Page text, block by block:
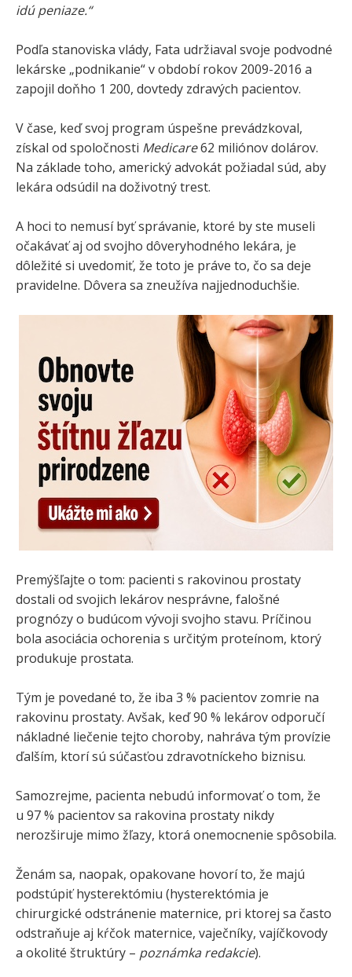
idú peniaze.“
Podľa stanoviska vlády, Fata udržiaval svoje podvodné
lekárske „podnikanie“ v období rokov 2009-2016 a
zapojil doňho 1 200, dovtedy zdravých pacientov.
V čase, keď svoj program úspešne prevádzkoval,
získal od spoločnosti Medicare62 miliónov dolárov.
Na základe toho, americký advokát požiadal súd, aby
lekára odsúdil na doživotný trest.
A hoci to nemusí byť správanie, ktoré by ste museli
očakávať aj od svojho dôveryhodného lekára, je
dôležité si uvedomiť, že toto je práve to, čo sa deje
pravidelne. Dôvera sa zneužíva najjednoduchšie.
Premýšľajte o tom: pacienti s rakovinou prostaty
dostali od svojich lekárov nesprávne, falošné
prognózy o budúcom vývoji svojho stavu. Príčinou
bola asociácia ochorenia s určitým proteínom, ktorý
produkuje prostata.
Tým je povedané to, že iba 3 % pacientov zomrie na
rakovinu prostaty. Avšak, keď 90 % lekárov odporučí
nákladné liečenie tejto choroby, nahráva tým provízie
ďalším, ktorí sú súčasťou zdravotníckeho biznisu.
Samozrejme, pacienta nebudú informovať o tom, že
u 97 % pacientov sa rakovina prostaty nikdy
nerozširuje mimo žľazy, ktorá onemocnenie spôsobila.
Ženám sa, naopak, opakovane hovorí to, že majú
podstúpiť hysterektómiu (hysterektómia je
chirurgické odstránenie maternice, pri ktorej sa často
odstraňuje aj kŕčok maternice, vaječníky, vajíčkovody
a okolité štruktúry – poznámka redakcie).